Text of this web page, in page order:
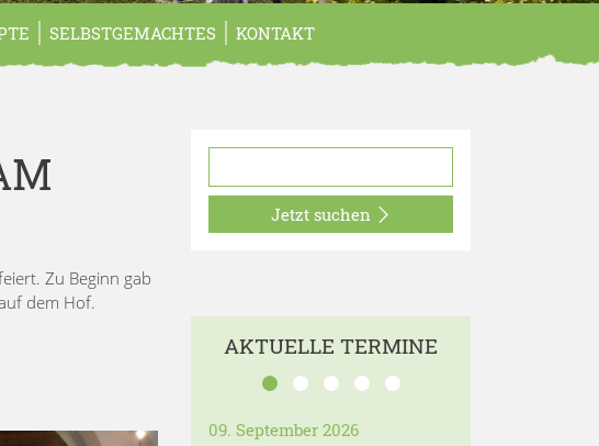
SELBSTGEMACHTES KONTAKT
Zu Beginn gab
dem Hof.
Jetzt suchen
AKTUELLE TERMINE
09. September 2026